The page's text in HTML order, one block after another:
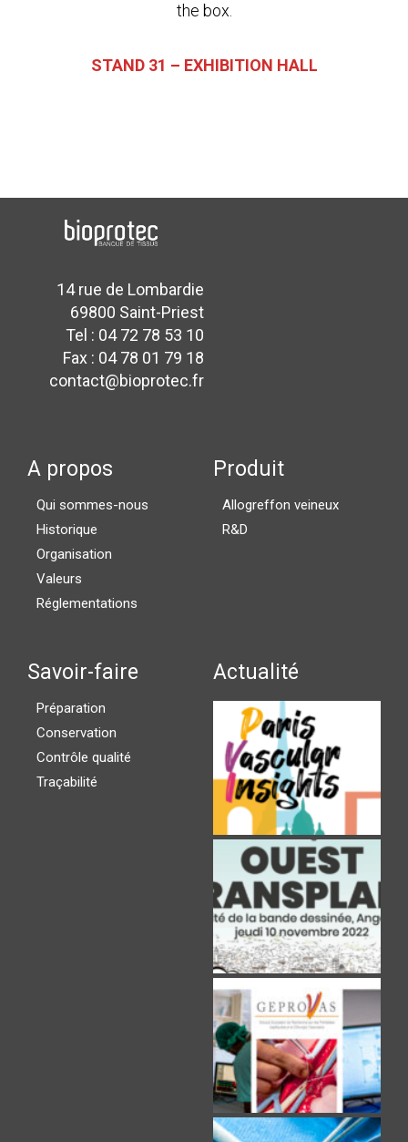
the box.
STAND 31 – EXHIBITION HALL
14 rue de Lombardie
69800 Saint-Priest
Tel : 04 72 78 53 10
Fax : 04 78 01 79 18
contact@bioprotec.fr
A propos
Qui sommes-nous
Historique
Organisation
Valeurs
Réglementations
Produit
Allogreffon veineux
R&D
Savoir-faire
Préparation
Conservation
Contrôle qualité
Traçabilité
Actualité